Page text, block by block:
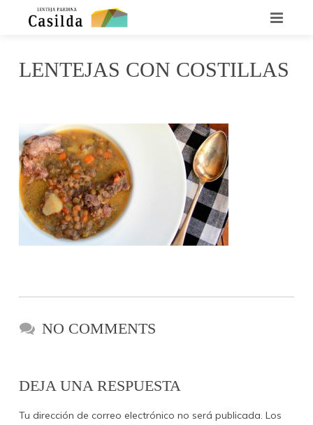
RECETARIO
DÓNDE ENCONTRARNOS
CONTACTO
NOTICIAS
LENTEJAS CON COSTILLAS
NO COMMENTS
DEJA UNA RESPUESTA
Tu dirección de correo electrónico no será publicada. Los